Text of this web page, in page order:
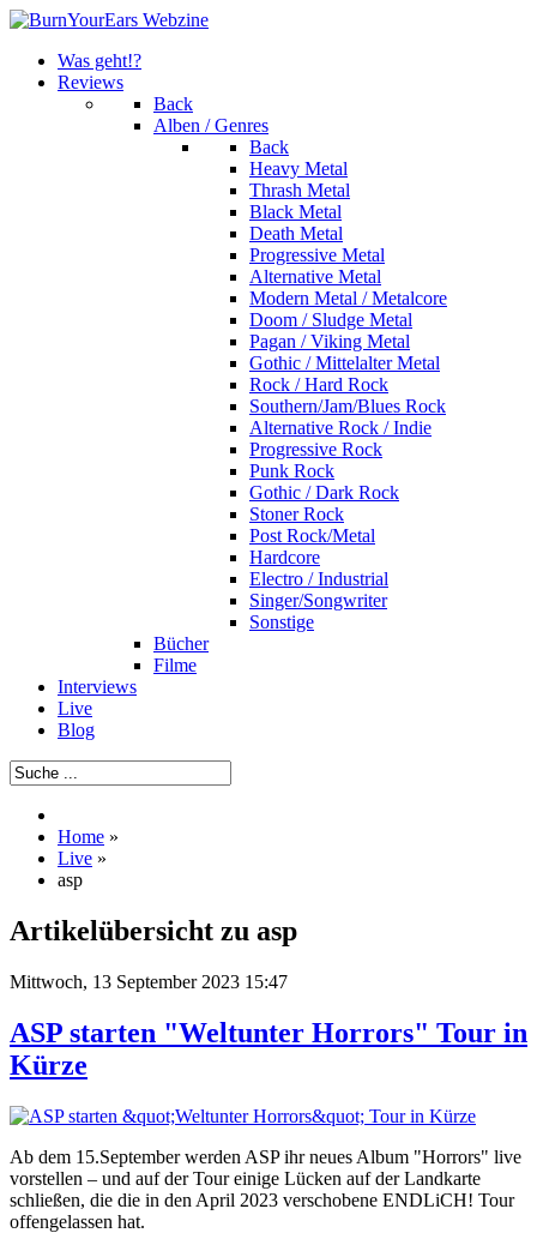
Was geht!?
Reviews
Back
Alben / Genres
Back
Heavy Metal
Thrash Metal
Black Metal
Death Metal
Progressive Metal
Alternative Metal
Modern Metal / Metalcore
Doom / Sludge Metal
Pagan / Viking Metal
Gothic / Mittelalter Metal
Rock / Hard Rock
Southern/Jam/Blues Rock
Alternative Rock / Indie
Progressive Rock
Punk Rock
Gothic / Dark Rock
Stoner Rock
Post Rock/Metal
Hardcore
Electro / Industrial
Singer/Songwriter
Sonstige
Bücher
Filme
Interviews
Live
Blog
Home »
Live »
asp
Artikelübersicht zu asp
Mittwoch, 13 September 2023 15:47
ASP starten "Weltunter Horrors" Tour in
Kürze
Ab dem 15.September werden ASP ihr neues Album "Horrors" live
vorstellen – und auf der Tour einige Lücken auf der Landkarte
schließen, die die in den April 2023 verschobene ENDLiCH! Tour
offengelassen hat.